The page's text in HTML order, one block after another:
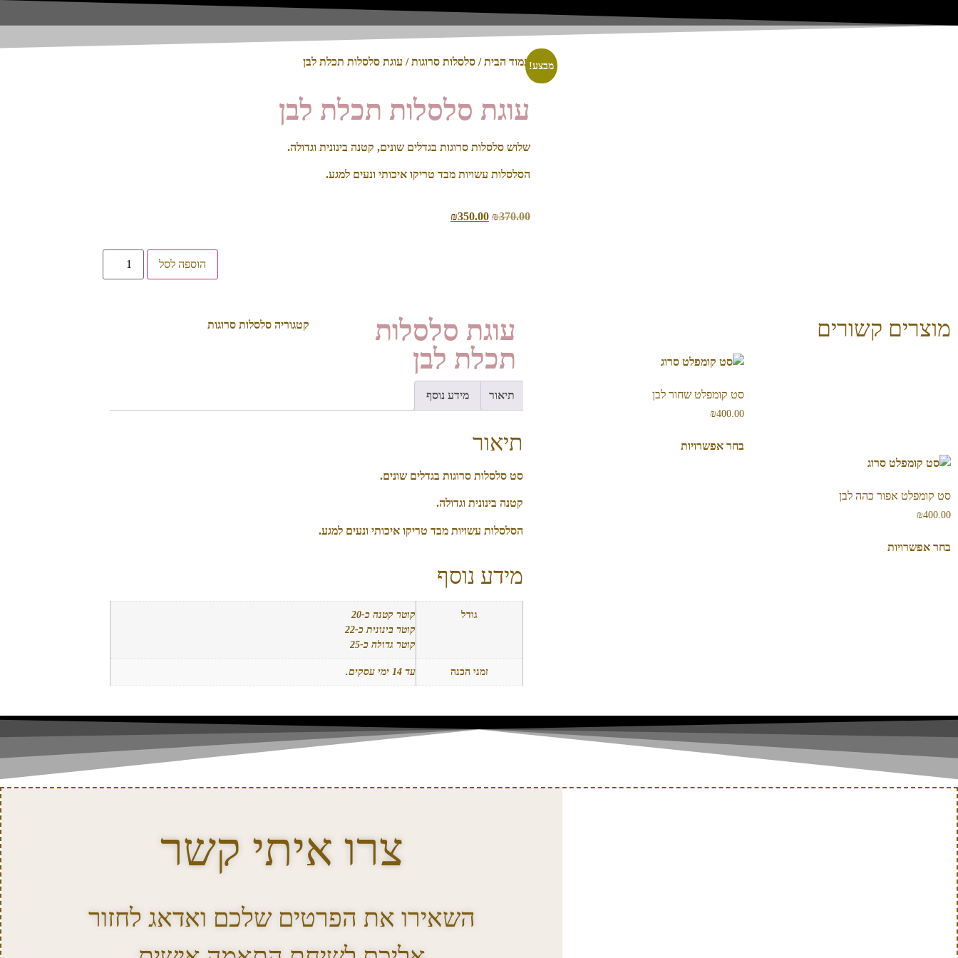
מבצע!עמוד הבית/ סלסלות סרוגות/ עוגת סלסלות תכלת לבן
עוגת סלסלות תכלת לבן
שלוש סלסלות סרוגות בגדלים שונים, קטנה בינונית וגדולה.
הסלסלות עשויות מבד טריקו איכותי ונעים למגע.
₪370.00
₪350.00
הוספה לסל
מוצרים קשורים
סט קומפלט שחור לבן
₪400.00
בחר אפשרויות
סט קומפלט אפור כהה לבן
₪400.00
בחר אפשרויות
עוגת סלסלות
תכלת לבן
קטגוריה סלסלות סרוגות
תיאור מידע נוסף
תיאור
סט סלסלות סרוגות בגדלים שונים.
קטנה בינונית וגדולה.
הסלסלות עשויות מבד טריקו איכותי ונעים למגע.
מידע נוסף
גודל
קוטר קטנה כ-20
קוטר בינונית כ-22
קוטר גדולה כ-25
זמני הכנה עד 14 ימי עסקים.
צרו איתי קשר
השאירו את הפרטים שלכם ואדאג לחזור